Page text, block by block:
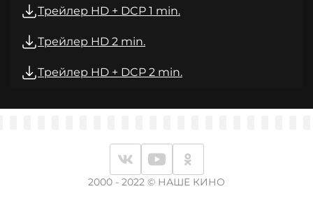
Трейлер HD + DCP 1 min.
Трейлер HD 2 min.
Трейлер HD + DCP 2 min.
2000 - 2022 © НАШЕ КИНО